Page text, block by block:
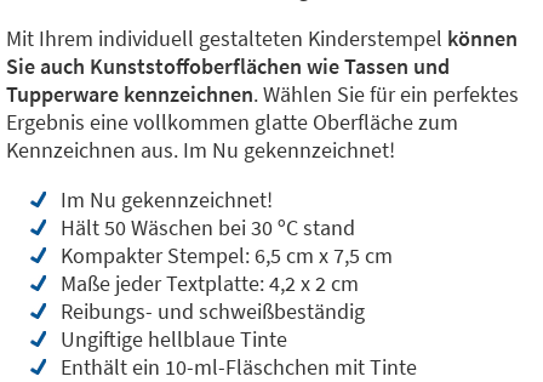
Mit Ihrem individuell gestalteten Kinderstempel können
Sie auch Kunststoffoberflächen wie Tassen und
Tupperware kennzeichnen. Wählen Sie für ein perfektes
Ergebnis eine vollkommen glatte Oberfläche zum
Kennzeichnen aus. Im Nu gekennzeichnet!
Im Nu gekennzeichnet!
Hält 50 Wäschen bei 30 ºC stand
Kompakter Stempel: 6,5 cm x 7,5 cm
Maße jeder Textplatte: 4,2 x 2 cm
Reibungs- und schweißbeständig
Ungiftige hellblaue Tinte
Enthält ein 10-ml-Fläschchen mit Tinte